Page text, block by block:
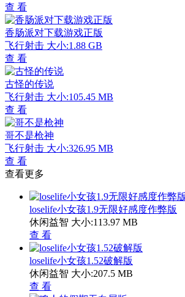
查 看
香肠派对下载游戏正版
飞行射击 大小:1.88 GB
查 看
古怪的传说
飞行射击 大小:105.45 MB
查 看
哥不是枪神
飞行射击 大小:326.95 MB
查 看
查看更多
loselife小女孩1.9无限好感度作弊版
休闲益智 大小:113.97 MB
查 看
loselife小女孩1.52破解版
休闲益智 大小:207.5 MB
查 看